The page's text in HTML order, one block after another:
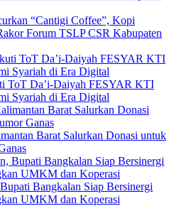
“Cantigi Coffee”, Kopi
Forum TSLP CSR Kabupaten
ToT Da’i-Daiyah FESYAR KTI
Syariah di Era Digital
Barat Salurkan Donasi untuk
Bangkalan Siap Bersinergi
UMKM dan Koperasi